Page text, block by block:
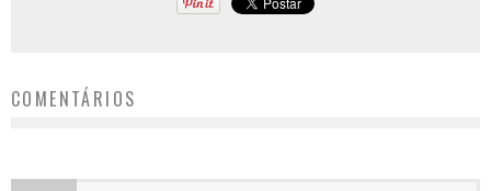
COMENTÁRIOS